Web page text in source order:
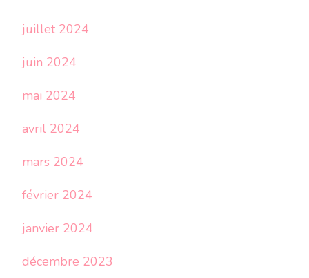
juillet 2024
juin 2024
mai 2024
avril 2024
mars 2024
février 2024
janvier 2024
décembre 2023